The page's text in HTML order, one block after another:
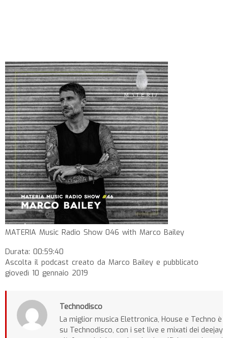
MATERIA Music Radio Show 046 with Marco Bailey
Durata: 00:59:40
Ascolta il podcast creato da Marco Bailey e pubblicato
giovedì 10 gennaio 2019
Technodisco
La miglior musica Elettronica, House e Techno è
su Technodisco, con i set live e mixati dei deejay